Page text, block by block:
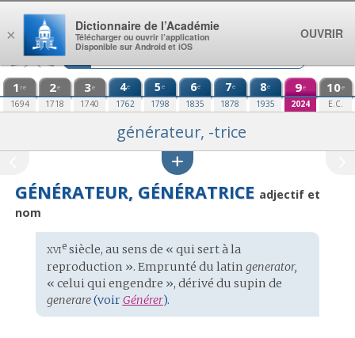
Aller au contenu
1 re
1694
2e
1718
3e
1740
4e
1762
5e
1798
6e
1835
7e
1878
8e
1935
9e
2024
10e
E.C.
générateur, -trice
GÉNÉRATEUR, GÉNÉRATRICE adjectif et
nom
Étymologie
:
xviesiècle, au sens de « qui sert à la
reproduction ». Emprunté du latin generator,
« celui qui engendre », dérivé du supin de
generare(voirGénérer).
×
Dictionnaire de l’Académie
Télécharger ou ouvrir l’application
Disponible sur Android et iOS
OUVRIR